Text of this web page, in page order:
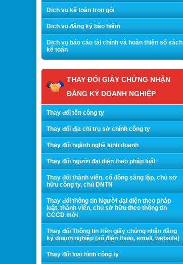
Dịch vụ kế toán trọn gói
Dịch vụ đăng ký bảo hiểm
Dịch vụ báo cáo tài chính và hoàn thiện sổ sách
kế toán
THAY ĐỔI GIẤY CHỨNG NHẬN
ĐĂNG KÝ DOANH NGHIỆP
Thay đổi tên công ty
Thay đổi địa chỉ trụ sở chính công ty
Thay đổi ngành nghề kinh doanh
Thay đổi người đại diện theo pháp luật
Thay đổi thành viên, cổ đông sáng lập, chủ sở
hữu công ty, chủ DNTN
Thay đổi thông tin Người đại diện theo pháp
luật, thành viên, chủ sở hữu theo thông tin
CCCD mới
Thay đổi Thông tin trên giấy chứng nhận đăng
ký doanh nghiệp (số điện thoại, email, website)
Thay đổi loại hình công ty